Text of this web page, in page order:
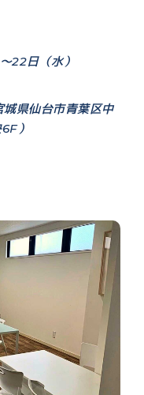
22日（水）
県仙台市青葉区中
）